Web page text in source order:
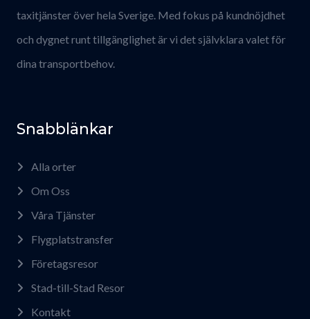
taxitjänster över hela Sverige. Med fokus på kundnöjdhet
och dygnet runt tillgänglighet är vi det självklara valet för
dina transportbehov.
Snabblänkar
Alla orter
Om Oss
Våra Tjänster
Flygplatstransfer
Företagsresor
Stad-till-Stad Resor
Kontakt